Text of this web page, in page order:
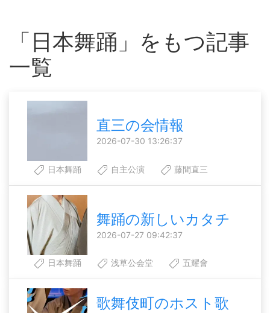
「日本舞踊」をもつ記事
一覧
直三の会情報
2026-07-30 13:26:37
日本舞踊 自主公演 藤間直三
舞踊の新しいカタチ
2026-07-27 09:42:37
日本舞踊 浅草公会堂 五耀會
歌舞伎町のホスト歌